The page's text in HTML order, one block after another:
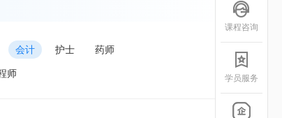
会计 护士 药师
师
课程咨询
学员服务